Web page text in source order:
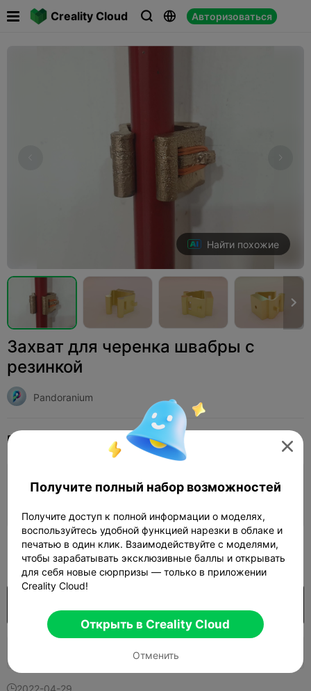
Creality Cloud   Авторизоваться

Найти похожие

Захват для черенка швабры с
резинкой
Pandoranium
Print Settings Добавить Домашнее хозяйство 
 Добавить настройки печати
300 
2022-04-29

Получите полный набор возможностей
Получите доступ к полной информации о моделях,
воспользуйтесь удобной функцией нарезки в облаке и
печатью в один клик. Взаимодействуйте с моделями,
чтобы зарабатывать эксклюзивные баллы и открывать
для себя новые сюрпризы — только в приложении
Creality Cloud!
Открыть в Creality Cloud
Отменить